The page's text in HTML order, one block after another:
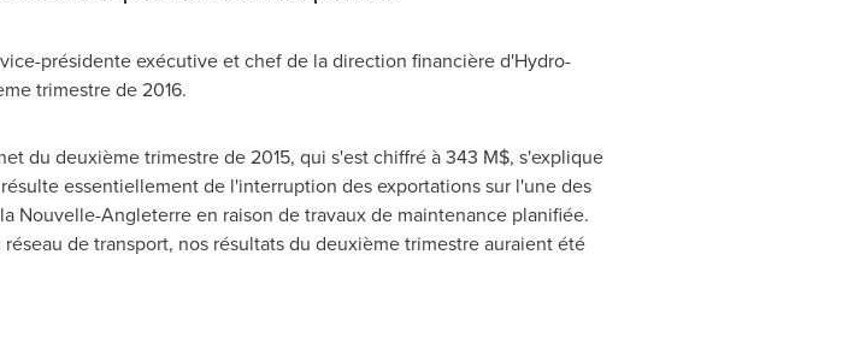
présidente exécutive et chef de la direction financière d'Hydro-
trimestre de 2016.
du deuxième trimestre de 2015, qui s'est chiffré à 343 M$, s'explique
essentiellement de l'interruption des exportations sur l'une des
Nouvelle-Angleterre en raison de travaux de maintenance planifiée.
de transport, nos résultats du deuxième trimestre auraient été